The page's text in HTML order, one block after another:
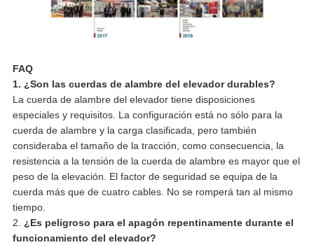
FAQ
1. ¿Son las cuerdas de alambre del elevador durables?
La cuerda de alambre del elevador tiene disposiciones
especiales y requisitos. La configuración está no sólo para la
cuerda de alambre y la carga clasificada, pero también
consideraba el tamaño de la tracción, como consecuencia, la
resistencia a la tensión de la cuerda de alambre es mayor que el
peso de la elevación. El factor de seguridad se equipa de la
cuerda más que de cuatro cables. No se romperá tan al mismo
tiempo.
2. ¿Es peligroso para el apagón repentinamente durante el
funcionamiento del elevador?